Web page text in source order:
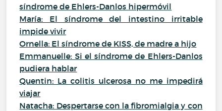
síndrome de Ehlers-Danlos hipermóvil
María: El síndrome del intestino irritable
impide vivir
Ornella: El síndrome de KISS, de madre a hijo
Emmanuelle: Si el síndrome de Ehlers-Danlos
pudiera hablar
Quentin: La colitis ulcerosa no me impedirá
viajar
Natacha: Despertarse con la fibromialgia y con